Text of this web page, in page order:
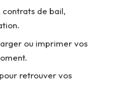
de bail,
ou imprimer vos
retrouver vos